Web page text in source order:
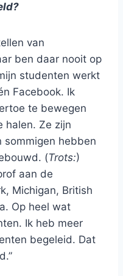
van
ben daar nooit op
studenten werkt
Facebook. Ik
te bewegen
halen. Ze zijn
sommigen hebben
(Trots:)
aan de
Michigan, British
Op heel wat
Ik heb meer
begeleid. Dat